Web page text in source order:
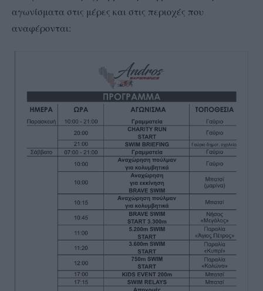
αγωνίσματα στις μέρες και στις περιοχές που
αναφέρονται: